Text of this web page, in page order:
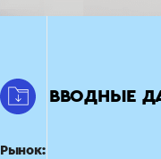
ВВОДНЫЕ
Рынок: